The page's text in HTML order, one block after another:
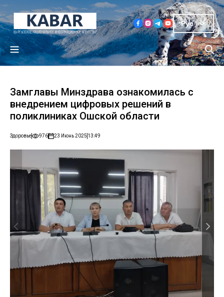
Рус
Замглавы Минздрава ознакомилась с
внедрением цифровых решений в
поликлиниках Ошской области
Здоровье 976 23 Июнь 2025 13:49